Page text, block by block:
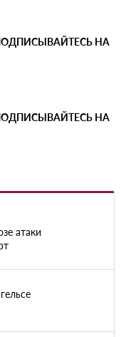
НА
НА
атаки